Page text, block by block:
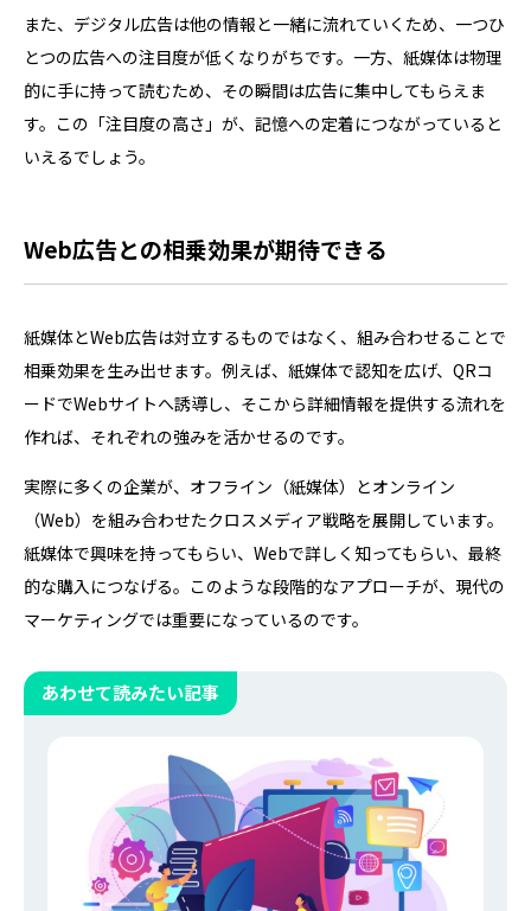
また、デジタル広告は他の情報と一緒に流れていくため、一つひ
とつの広告への注目度が低くなりがちです。一方、紙媒体は物理
的に手に持って読むため、その瞬間は広告に集中してもらえま
す。この「注目度の高さ」が、記憶への定着につながっていると
いえるでしょう。
Web広告との相乗効果が期待できる
紙媒体とWeb広告は対立するものではなく、組み合わせることで
相乗効果を生み出せます。例えば、紙媒体で認知を広げ、QRコ
ードでWebサイトへ誘導し、そこから詳細情報を提供する流れを
作れば、それぞれの強みを活かせるのです。
実際に多くの企業が、オフライン（紙媒体）とオンライン
（Web）を組み合わせたクロスメディア戦略を展開しています。
紙媒体で興味を持ってもらい、Webで詳しく知ってもらい、最終
的な購入につなげる。このような段階的なアプローチが、現代の
マーケティングでは重要になっているのです。
あわせて読みたい記事